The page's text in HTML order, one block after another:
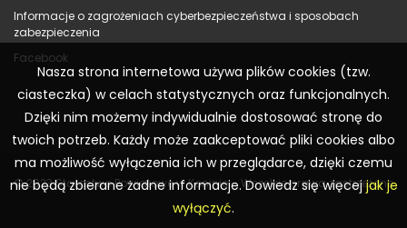
Informacje o zagrożeniach cyberbezpieczeństwa i sposobach
zabezpieczenia
Facebook
© 2023 Starostwo Powiatowe w Koninie – Wszelkie prawa zastrzeżone
Nasza strona internetowa używa plików cookies (tzw.
ciasteczka) w celach statystycznych oraz funkcjonalnych.
Dzięki nim możemy indywidualnie dostosować stronę do
twoich potrzeb. Każdy może zaakceptować pliki cookies albo
ma możliwość wyłączenia ich w przeglądarce, dzięki czemu
nie będą zbierane żadne informacje. Dowiedz się więcejjak je
wyłączyć.